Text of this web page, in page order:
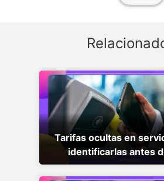
Tarifas ocultas en
identificarlas antes